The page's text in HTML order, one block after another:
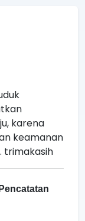
karena
keamanan
trimakasih